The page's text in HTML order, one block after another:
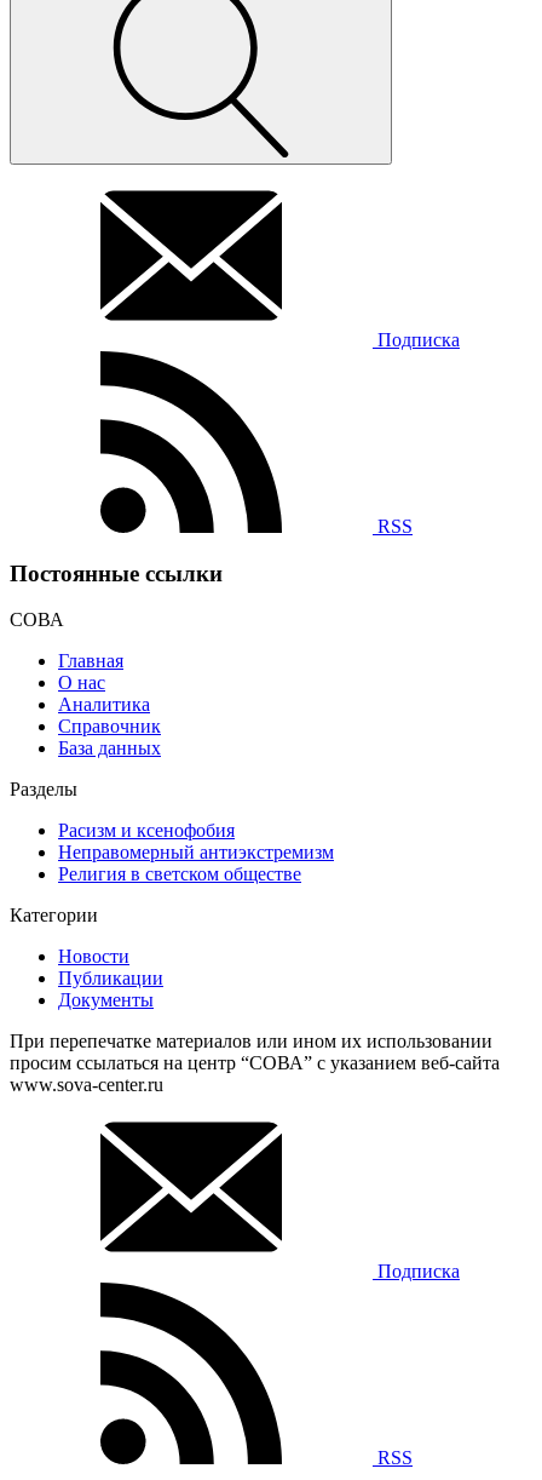
Подписка
RSS
Постоянные ссылки
СОВА
Главная
О нас
Аналитика
Справочник
База данных
Разделы
Расизм и ксенофобия
Неправомерный антиэкстремизм
Религия в светском обществе
Категории
Новости
Публикации
Документы
При перепечатке материалов или ином их использовании
просим ссылаться на центр “СОВА” с указанием веб-сайта
www.sova-center.ru
Подписка
RSS